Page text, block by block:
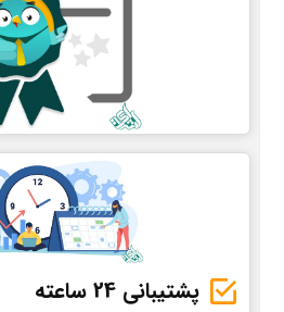
پشتیبانی 24 ساعته